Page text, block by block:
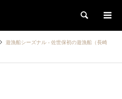
検索
遊漁船シーズナル ‐ 佐世保初の遊漁船（長崎